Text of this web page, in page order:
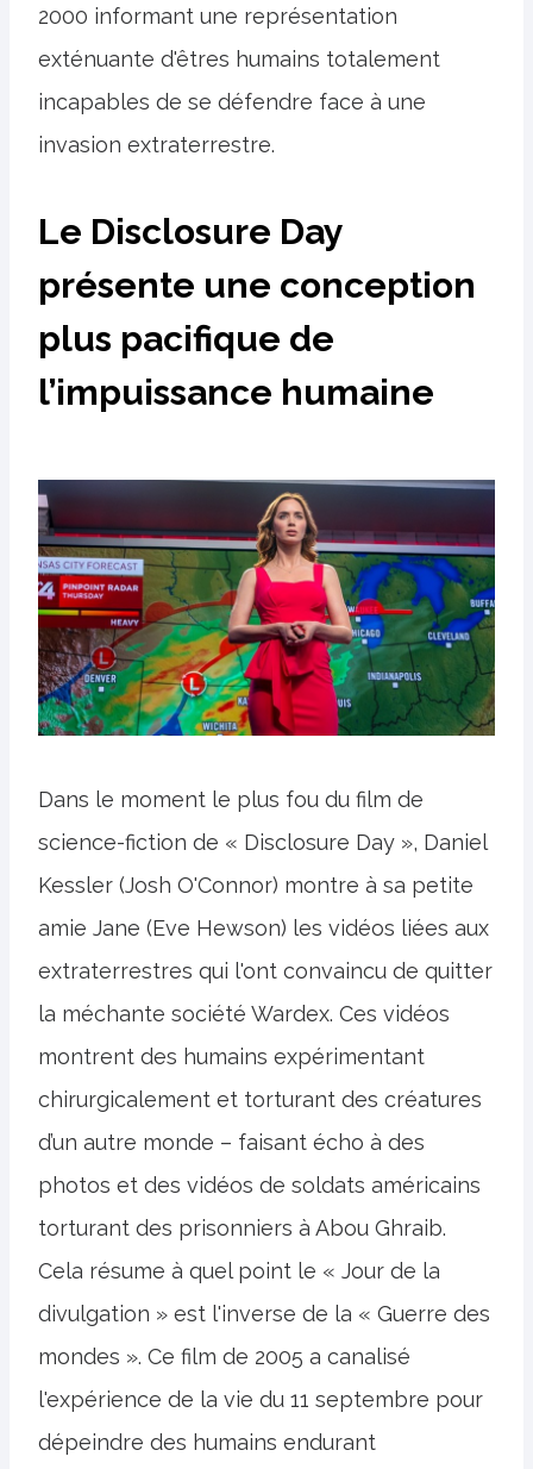
2000 informant une représentation
exténuante d'êtres humains totalement
incapables de se défendre face à une
invasion extraterrestre.
Le Disclosure Day
présente une conception
plus pacifique de
l’impuissance humaine
Dans le moment le plus fou du film de
science-fiction de « Disclosure Day », Daniel
Kessler (Josh O'Connor) montre à sa petite
amie Jane (Eve Hewson) les vidéos liées aux
extraterrestres qui l'ont convaincu de quitter
la méchante société Wardex. Ces vidéos
montrent des humains expérimentant
chirurgicalement et torturant des créatures
d’un autre monde – faisant écho à des
photos et des vidéos de soldats américains
torturant des prisonniers à Abou Ghraib.
Cela résume à quel point le « Jour de la
divulgation » est l'inverse de la « Guerre des
mondes ». Ce film de 2005 a canalisé
l'expérience de la vie du 11 septembre pour
dépeindre des humains endurant